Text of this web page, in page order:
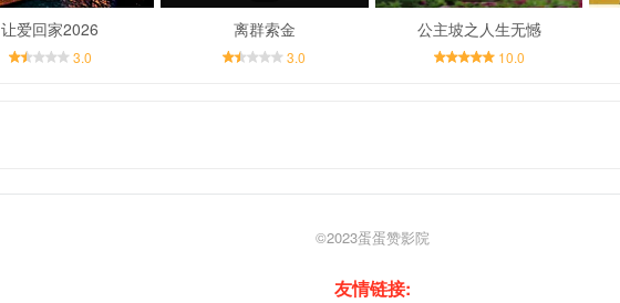
让爱回家2026
3.0
离群索金
3.0
公主坡之人生无憾
10.0
©2023蛋蛋赞影院
友情链接: